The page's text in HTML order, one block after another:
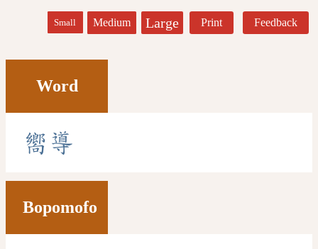
Small Medium Large Print Feedback
Word
嚮 導
Bopomofo